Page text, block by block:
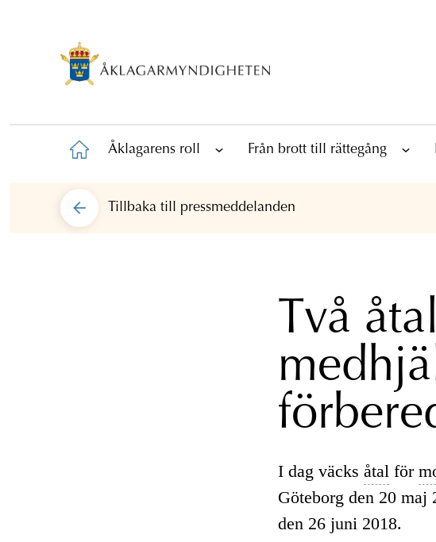
Åklagarens roll Från brott till rättegång
Tillbaka till pressmeddelanden
Två
I dag väcks åtal för
Göteborg den 20 maj
den 26 juni 2018.